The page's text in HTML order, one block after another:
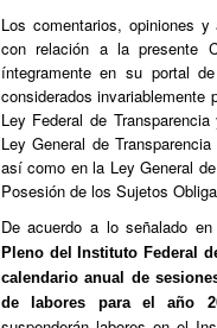
Los comentarios, opiniones
con relación a la presente
íntegramente en su portal
considerados
Ley Federal de
Ley General de
así como en la Ley General
Posesión de los Sujetos
De acuerdo a lo señalado
Pleno del Instituto Federal
calendario anual de
de labores para el año